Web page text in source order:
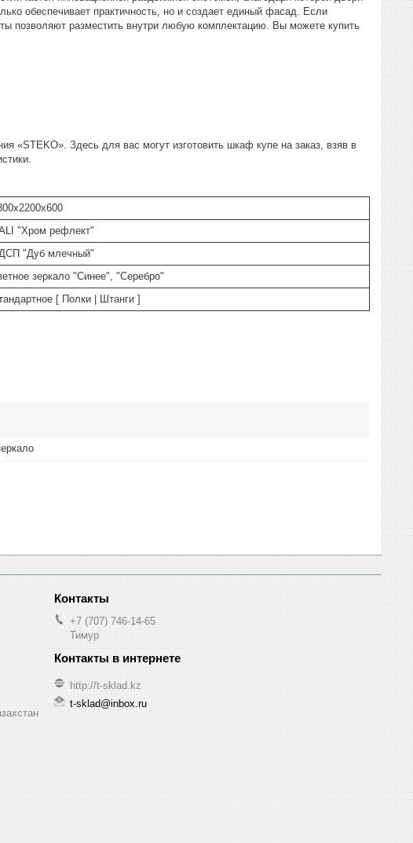
обеспечивает практичность, но и создает единый фасад. Если
позволяют разместить внутри любую комплектацию. Вы можете купить
«STEKO». Здесь для вас могут изготовить шкаф купе на заказ, взяв в
"Хром рефлект"
"Дуб млечный"
зеркало "Синее", "Серебро"
[ Полки | Штанги ]
+7 (707) 746-14-65
Тимур
http://t-sklad.kz
t-sklad@inbox.ru